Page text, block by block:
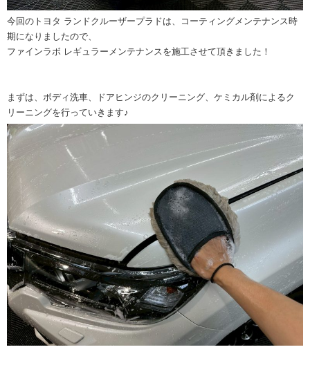
今回のトヨタ ランドクルーザープラドは、コーティングメンテナンス時
期になりましたので、
ファインラボ レギュラーメンテナンスを施工させて頂きました！
まずは、ボディ洗車、ドアヒンジのクリーニング、ケミカル剤によるク
リーニングを行っていきます♪